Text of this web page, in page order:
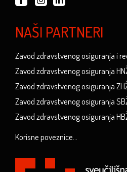
NAŠI PARTNERI
Zavod zdravstvenog osiguranja i
Zavod zdravstvenog osiguranja
Zavod zdravstvenog osiguranja
Zavod zdravstvenog osiguranja
Zavod zdravstvenog osiguranja
Korisne poveznice...